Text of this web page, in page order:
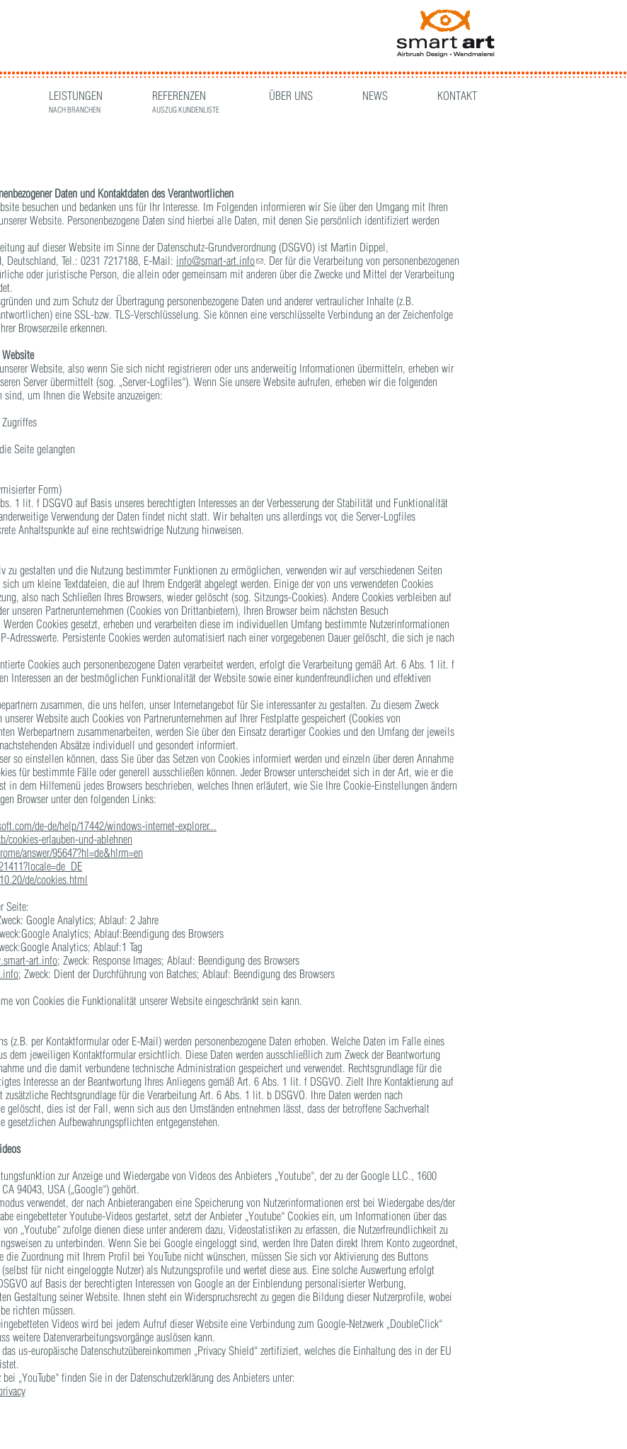
LEISTUNGEN
NACH BRANCHEN
REFERENZEN
AUSZUG KUNDENLISTE
ÜBER UNS NEWS KONTAKT
Daten und Kontaktdaten des Verantwortlichen
besuchen und bedanken uns für Ihr Interesse. Im Folgenden informieren wir Sie über den Umgang mit Ihren
Website. Personenbezogene Daten sind hierbei alle Daten, mit denen Sie persönlich identifiziert werden
auf dieser Website im Sinne der Datenschutz-Grundverordnung (DSGVO) ist Martin Dippel,
Deutschland, Tel.: 0231 7217188, E-Mail: info@smart-art.info(link sends e-mail)
. Der für die Verarbeitung von personenbezogenen
oder juristische Person, die allein oder gemeinsam mit anderen über die Zwecke und Mittel der Verarbeitung
und zum Schutz der Übertragung personenbezogene Daten und anderer vertraulicher Inhalte (z.B.
eine SSL-bzw. TLS-Verschlüsselung. Sie können eine verschlüsselte Verbindung an der Zeichenfolge
Browserzeile erkennen.
Website, also wenn Sie sich nicht registrieren oder uns anderweitig Informationen übermitteln, erheben wir
Server übermittelt (sog. „Server-Logfiles“). Wenn Sie unsere Website aufrufen, erheben wir die folgenden
um Ihnen die Website anzuzeigen:
Seite gelangten
Form)
1 lit. f DSGVO auf Basis unseres berechtigten Interesses an der Verbesserung der Stabilität und Funktionalität
Verwendung der Daten findet nicht statt. Wir behalten uns allerdings vor, die Server-Logfiles
Anhaltspunkte auf eine rechtswidrige Nutzung hinweisen.
zu gestalten und die Nutzung bestimmter Funktionen zu ermöglichen, verwenden wir auf verschiedenen Seiten
um kleine Textdateien, die auf Ihrem Endgerät abgelegt werden. Einige der von uns verwendeten Cookies
also nach Schließen Ihres Browsers, wieder gelöscht (sog. Sitzungs-Cookies). Andere Cookies verbleiben auf
unseren Partnerunternehmen (Cookies von Drittanbietern), Ihren Browser beim nächsten Besuch
Werden Cookies gesetzt, erheben und verarbeiten diese im individuellen Umfang bestimmte Nutzerinformationen
Adresswerte. Persistente Cookies werden automatisiert nach einer vorgegebenen Dauer gelöscht, die sich je nach
Cookies auch personenbezogene Daten verarbeitet werden, erfolgt die Verarbeitung gemäß Art. 6 Abs. 1 lit. f
Interessen an der bestmöglichen Funktionalität der Website sowie einer kundenfreundlichen und effektiven
zusammen, die uns helfen, unser Internetangebot für Sie interessanter zu gestalten. Zu diesem Zweck
Website auch Cookies von Partnerunternehmen auf Ihrer Festplatte gespeichert (Cookies von
Werbepartnern zusammenarbeiten, werden Sie über den Einsatz derartiger Cookies und den Umfang der jeweils
Absätze individuell und gesondert informiert.
so einstellen können, dass Sie über das Setzen von Cookies informiert werden und einzeln über deren Annahme
für bestimmte Fälle oder generell ausschließen können. Jeder Browser unterscheidet sich in der Art, wie er die
in dem Hilfemenü jedes Browsers beschrieben, welches Ihnen erläutert, wie Sie Ihre Cookie-Einstellungen ändern
Browser unter den folgenden Links:
de-de/help/17442/windows-internet-explorer...
cookies-erlauben-und-ablehnen
answer/95647?hl=de&hlrm=en
de/cookies.html
Seite:
Google Analytics; Ablauf: 2 Jahre
Analytics; Ablauf:Beendigung des Browsers
Analytics; Ablauf:1 Tag
art.info; Zweck: Response Images; Ablauf: Beendigung des Browsers
Zweck: Dient der Durchführung von Batches; Ablauf: Beendigung des Browsers
von Cookies die Funktionalität unserer Website eingeschränkt sein kann.
(z.B. per Kontaktformular oder E-Mail) werden personenbezogene Daten erhoben. Welche Daten im Falle eines
dem jeweiligen Kontaktformular ersichtlich. Diese Daten werden ausschließlich zum Zweck der Beantwortung
und die damit verbundene technische Administration gespeichert und verwendet. Rechtsgrundlage für die
Interesse an der Beantwortung Ihres Anliegens gemäß Art. 6 Abs. 1 lit. f DSGVO. Zielt Ihre Kontaktierung auf
Rechtsgrundlage für die Verarbeitung Art. 6 Abs. 1 lit. b DSGVO. Ihre Daten werden nach
gelöscht, dies ist der Fall, wenn sich aus den Umständen entnehmen lässt, dass der betroffene Sachverhalt
Aufbewahrungspflichten entgegenstehen.
zur Anzeige und Wiedergabe von Videos des Anbieters „Youtube“, der zu der Google LLC., 1600
94043, USA („Google“) gehört.
verwendet, der nach Anbieterangaben eine Speicherung von Nutzerinformationen erst bei Wiedergabe des/der
eingebetteter Youtube-Videos gestartet, setzt der Anbieter „Youtube“ Cookies ein, um Informationen über das
„Youtube“ zufolge dienen diese unter anderem dazu, Videostatistiken zu erfassen, die Nutzerfreundlichkeit zu
zu unterbinden. Wenn Sie bei Google eingeloggt sind, werden Ihre Daten direkt Ihrem Konto zugeordnet,
die Zuordnung mit Ihrem Profil bei YouTube nicht wünschen, müssen Sie sich vor Aktivierung des Buttons
für nicht eingeloggte Nutzer) als Nutzungsprofile und wertet diese aus. Eine solche Auswertung erfolgt
auf Basis der berechtigten Interessen von Google an der Einblendung personalisierter Werbung,
Gestaltung seiner Website. Ihnen steht ein Widerspruchsrecht zu gegen die Bildung dieser Nutzerprofile, wobei
richten müssen.
Videos wird bei jedem Aufruf dieser Website eine Verbindung zum Google-Netzwerk „DoubleClick“
weitere Datenverarbeitungsvorgänge auslösen kann.
us-europäische Datenschutzübereinkommen „Privacy Shield“ zertifiziert, welches die Einhaltung des in der EU
„YouTube“ finden Sie in der Datenschutzerklärung des Anbieters unter: